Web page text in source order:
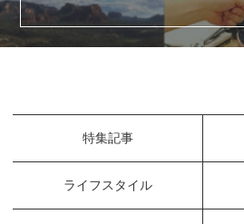
特集記事
ライフスタイル